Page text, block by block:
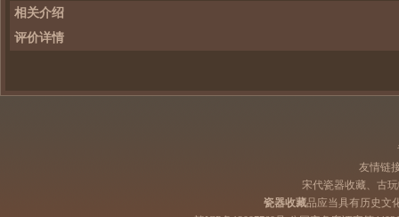
相关介绍
评价详情
友情链
宋代瓷器收藏、古
瓷器收藏品应当具有历史文